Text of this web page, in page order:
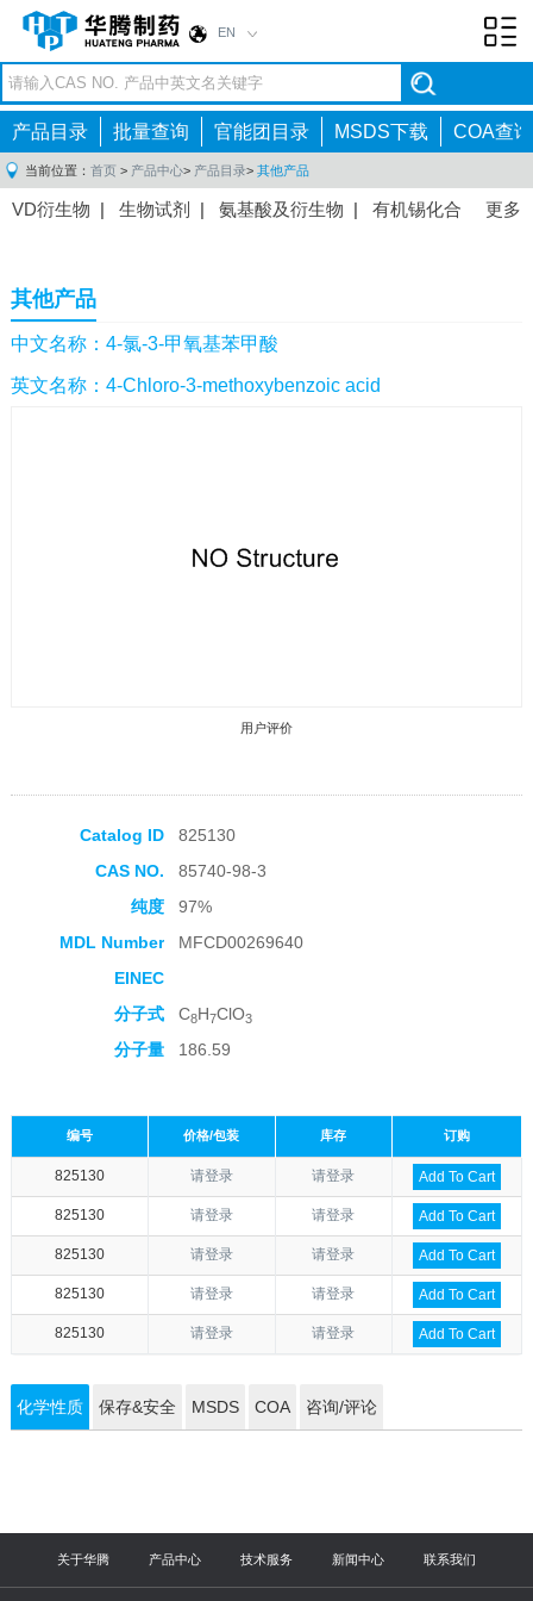
EN
产品目录 批量查询 官能团目录 MSDS下载 COA查询
当前位置： 首页 > 产品中心> 产品目录> 其他产品
更多
VD衍生物 | 生物试剂 | 氨基酸及衍生物 | 有机锡化合
间体|抗高血压药物中间体
感染药物中间体
体 |抗精神病药物中间体| 抗炎药物中间体
药中间体|其他原料药中间体|
其他产品
中文名称：4-氯-3-甲氧基苯甲酸
英文名称：4-Chloro-3-methoxybenzoic acid
用户评价
Catalog ID
825130
CAS NO.
85740-98-3
纯度
97%
MDL Number
MFCD00269640
EINEC
分子式
C8H7ClO3
分子量 186.59
编号 价格/包装 库存 订购
825130 请登录 请登录 Add To Cart
825130 请登录 请登录 Add To Cart
825130 请登录 请登录 Add To Cart
825130 请登录 请登录 Add To Cart
825130 请登录 请登录 Add To Cart
化学性质 保存&安全 MSDS COA 咨询/评论
关于华腾 产品中心 技术服务 新闻中心 联系我们